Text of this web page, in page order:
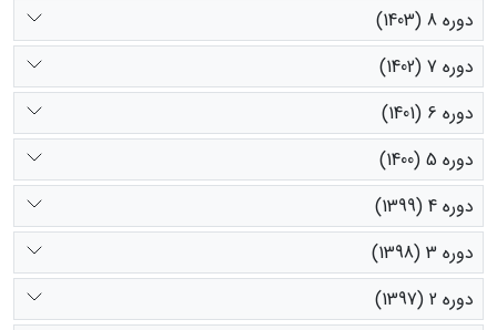
دوره 8 (1403)
دوره 7 (1402)
دوره 6 (1401)
دوره 5 (1400)
دوره 4 (1399)
دوره 3 (1398)
دوره 2 (1397)